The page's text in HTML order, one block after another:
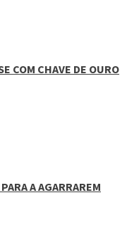
COM CHAVE DE OURO
A AGARRAREM